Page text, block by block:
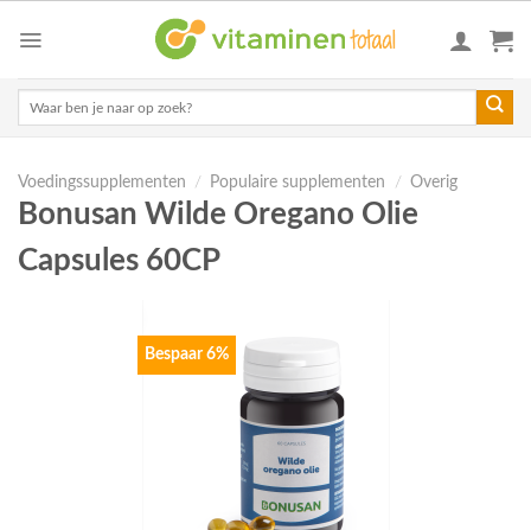
Voedingssupplementen / Populaire supplementen / Overig
Bonusan Wilde Oregano Olie
Capsules 60CP
Bespaar 6%